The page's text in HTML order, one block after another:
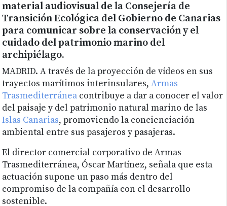
material audiovisual de la Consejería de
Transición Ecológica del Gobierno de Canarias
para comunicar sobre la conservación y el
cuidado del patrimonio marino del
archipiélago.
MADRID. A través de la proyección de vídeos en sus
trayectos marítimos interinsulares,Armas
Trasmediterránea contribuye a dar a conocer el valor
del paisaje y del patrimonio natural marino de las
Islas Canarias, promoviendo la concienciación
ambiental entre sus pasajeros y pasajeras.
El director comercial corporativo de Armas
Trasmediterránea, Óscar Martínez, señala que esta
actuación supone un paso más dentro del
compromiso de la compañía con el desarrollo
sostenible.